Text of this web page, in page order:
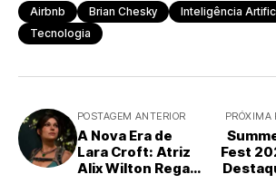
Airbnb Brian Chesky Inteligência
Tecnologia
POSTAGEM ANTERIOR
A Nova Era de
Lara Croft: Atriz
Alix Wilton Regan
PRÓXIMA
Fest